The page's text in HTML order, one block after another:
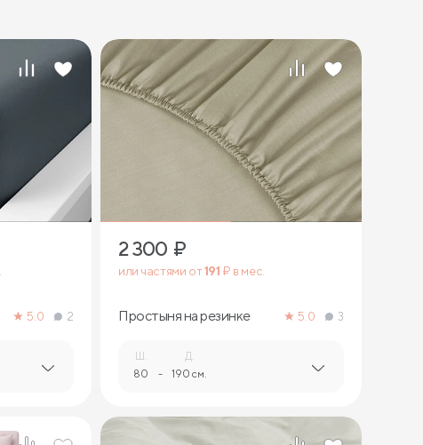
5.0 2
2 300 ₽
или частями от191 ₽ в мес.
Простыня на резинке 5.0 3
Ш.
80 -
Д.
190 см.